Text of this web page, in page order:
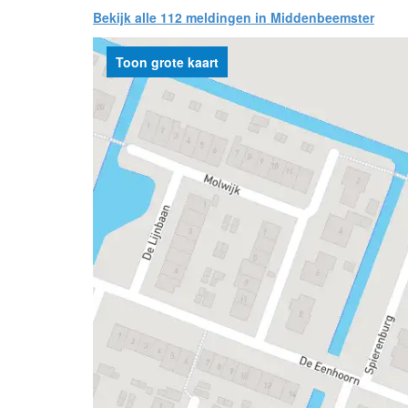
Bekijk alle 112 meldingen in Middenbeemster
Toon grote kaart